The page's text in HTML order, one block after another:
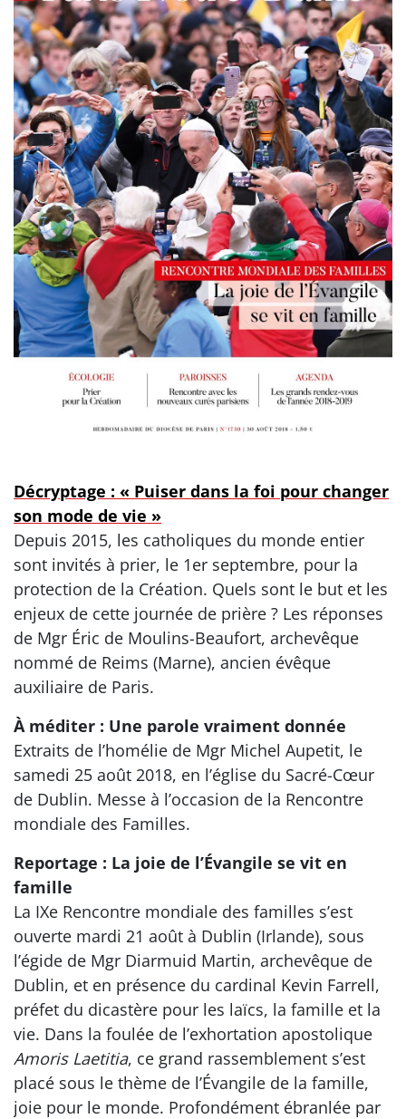
Décryptage : « Puiser dans la foi pour changer
son mode de vie »
Depuis 2015, les catholiques du monde entier
sont invités à prier, le 1er septembre, pour la
protection de la Création. Quels sont le but et les
enjeux de cette journée de prière ? Les réponses
de Mgr Éric de Moulins-Beaufort, archevêque
nommé de Reims (Marne), ancien évêque
auxiliaire de Paris.
À méditer : Une parole vraiment donnée
Extraits de l’homélie de Mgr Michel Aupetit, le
samedi 25 août 2018, en l’église du Sacré-Cœur
de Dublin. Messe à l’occasion de la Rencontre
mondiale des Familles.
Reportage : La joie de l’Évangile se vit en
famille
La IXe Rencontre mondiale des familles s’est
ouverte mardi 21 août à Dublin (Irlande), sous
l’égide de Mgr Diarmuid Martin, archevêque de
Dublin, et en présence du cardinal Kevin Farrell,
préfet du dicastère pour les laïcs, la famille et la
vie. Dans la foulée de l’exhortation apostolique
Amoris Laetitia, ce grand rassemblement s’est
placé sous le thème de l’Évangile de la famille,
joie pour le monde. Profondément ébranlée par